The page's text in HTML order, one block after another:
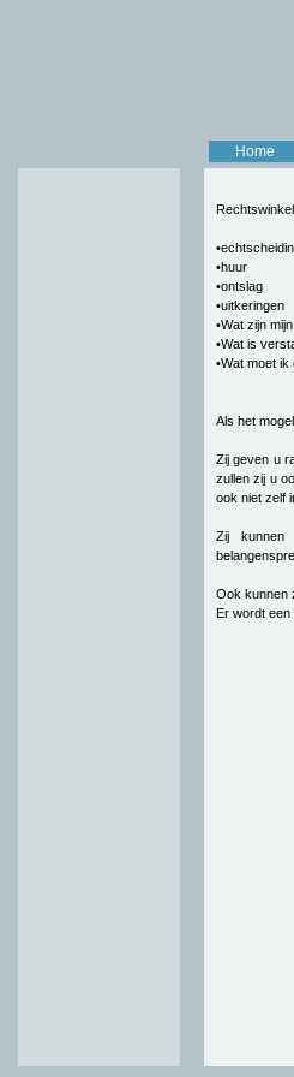
Home
•huur
•ontslag
•uitkeringen
•Wat zijn
•Wat is
•Wat moet ik
Als het
Zij geven u
zullen zij u
ook niet zelf
Zij kunnen
Ook kunnen
Er wordt een